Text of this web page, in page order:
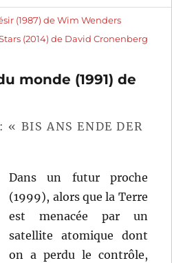
OK
:
(1987) de Wim Wenders
(2014) de David Cronenberg
monde (1991) de
« BIS ANS ENDE DER
Dans un futur proche
(1999), alors que la Terre
est menacée par un
satellite atomique dont
on a perdu le contrôle,